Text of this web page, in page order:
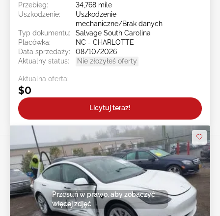
Przebieg:
34,768 mile
Uszkodzenie:
Uszkodzenie
mechaniczne/Brak danych
Typ dokumentu:
Salvage South Carolina
Placówka:
NC - CHARLOTTE
Data sprzedaży:
08/10/2026
Aktualny status:
Nie złożyłeś oferty
Aktualna oferta:
$0
Licytuj teraz!
Przesuń w prawo, aby zobaczyć
więcej zdjęć